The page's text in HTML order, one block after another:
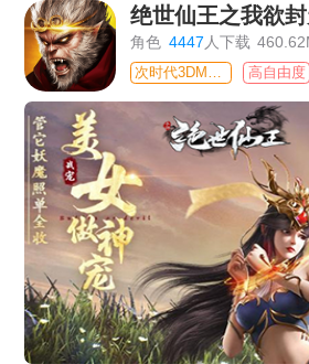
绝世仙王之我欲
角色 4447人下载
高自由度